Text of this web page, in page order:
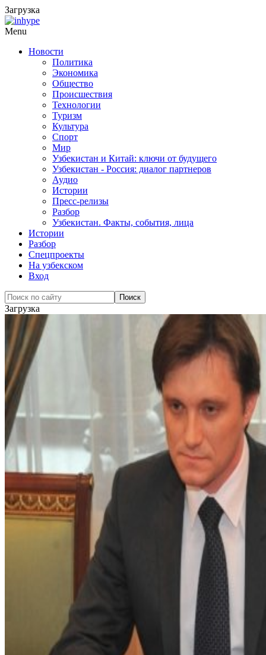
Загрузка
Menu
Новости
Политика
Экономика
Общество
Происшествия
Технологии
Туризм
Культура
Спорт
Мир
Узбекистан и Китай: ключи от будущего
Узбекистан - Россия: диалог партнеров
Аудио
Истории
Пресс-релизы
Разбор
Узбекистан. Факты, события, лица
Истории
Разбор
Спецпроекты
На узбекском
Вход
Загрузка